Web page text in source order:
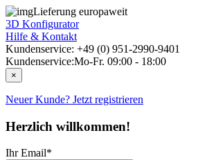
Lieferung europaweit
3D Konfigurator
Hilfe & Kontakt
Kundenservice: +49 (0) 951-2990-9401
Kundenservice:Mo-Fr. 09:00 - 18:00
×
Neuer Kunde? Jetzt registrieren
Herzlich willkommen!
Ihr Email*